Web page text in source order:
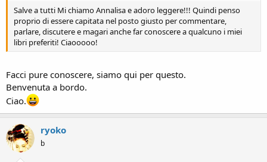
Salve a tutti Mi chiamo Annalisa e adoro leggere!!! Quindi penso
proprio di essere capitata nel posto giusto per commentare,
parlare, discutere e magari anche far conoscere a qualcuno i miei
libri preferiti! Ciaooooo!
Facci pure conoscere, siamo qui per questo.
Benvenuta a bordo.
Ciao.
ryoko
b